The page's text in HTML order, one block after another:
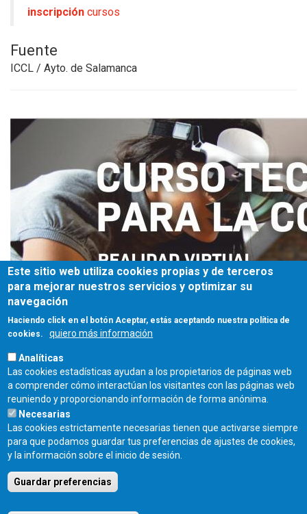
inscripción cursos
Fuente
ICCL / Ayto. de Salamanca
Fecha de publicación:
Martes, 17 Octubre, 2023
Miguel Íscar 17, 2º Dcha., 47001 Valladolid - TEL. 983 390 677 -
Este sitio web utiliza cookies propias y de terceros
para mejorar nuestros servicios y optimizar su
navegación
Haciendo click en el botón Aceptar, estás aceptando nuestra política de
cookies.
quiero más información
Analíticas
Las cookies estadísticas ayudan a los propietarios de páginas web
a comprender cómo interactúan los visitantes con las páginas web
reuniendo y proporcionando información de forma anónima.
Necesarias
Las cookies estrictamente necesarias tienen que activarse siempre
para que podamos guardar tus preferencias de ajustes de cookies,
y la información sobre el inicio de sesión.
Guardar preferencias